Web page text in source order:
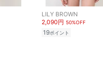
LILY BROWN
2,090円 50%OFF
19ポイント